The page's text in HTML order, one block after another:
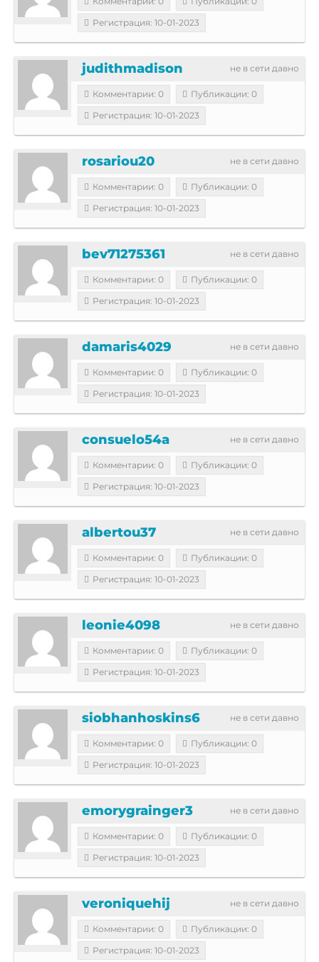
Регистрация: 10-01-2023
не в сети давно
judithmadison
Комментарии: 0
Публикации: 0
Регистрация: 10-01-2023
не в сети давно
rosariou20
Комментарии: 0
Публикации: 0
Регистрация: 10-01-2023
не в сети давно
bev71275361
Комментарии: 0
Публикации: 0
Регистрация: 10-01-2023
не в сети давно
damaris4029
Комментарии: 0
Публикации: 0
Регистрация: 10-01-2023
не в сети давно
consuelo54a
Комментарии: 0
Публикации: 0
Регистрация: 10-01-2023
не в сети давно
albertou37
Комментарии: 0
Публикации: 0
Регистрация: 10-01-2023
не в сети давно
leonie4098
Комментарии: 0
Публикации: 0
Регистрация: 10-01-2023
не в сети давно
siobhanhoskins6
Комментарии: 0
Публикации: 0
Регистрация: 10-01-2023
не в сети давно
emorygrainger3
Комментарии: 0
Публикации: 0
Регистрация: 10-01-2023
не в сети давно
veroniquehij
Комментарии: 0
Публикации: 0
Регистрация: 10-01-2023